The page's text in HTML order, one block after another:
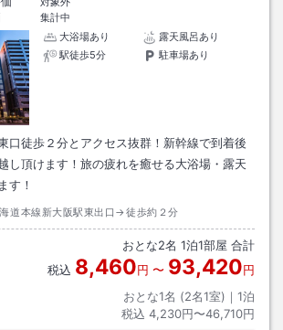
集計中
大浴場あり
露天風呂あり
駅徒歩5分
駐車場あり
口徒歩２分とアクセス抜群！新幹線で到着後
し頂けます！旅の疲れを癒せる大浴場・露天
す！
海道本線新大阪駅東出口→徒歩約２分
おとな2名 1泊1部屋 合計
税込 8,460円 〜 93,420円
おとな1名 (2名1室)｜ 1泊
税込 4,230円〜46,710円